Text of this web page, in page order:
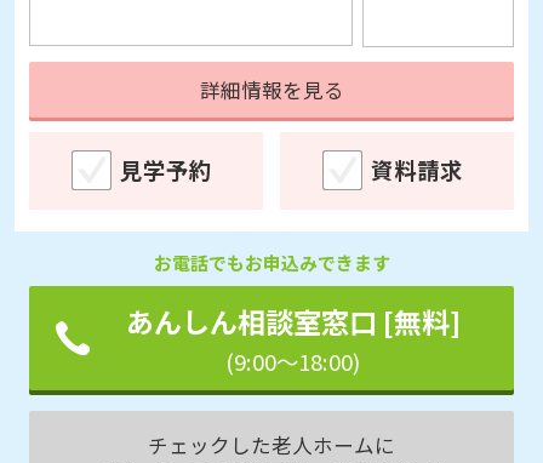
見学予約
あんしん相談室窓口 [無料]
チェックした老人ホームに
まとめて見学予約･資料請求